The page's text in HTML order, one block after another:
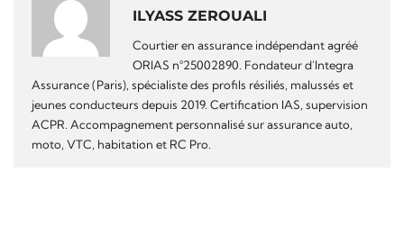
ILYASS ZEROUALI
Courtier en assurance indépendant agréé
ORIAS n°25002890. Fondateur d'Integra
Assurance (Paris), spécialiste des profils résiliés, malussés et
jeunes conducteurs depuis 2019. Certification IAS, supervision
ACPR. Accompagnement personnalisé sur assurance auto,
moto, VTC, habitation et RC Pro.